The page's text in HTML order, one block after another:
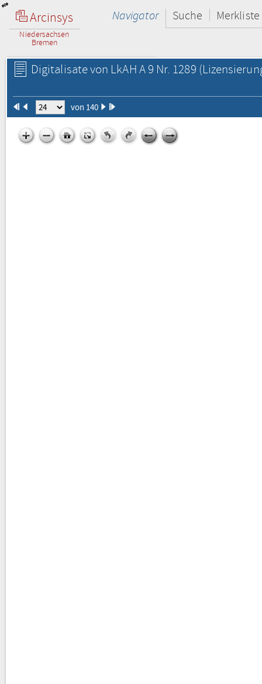
Arcinsys
Niedersachsen
Bremen
Navigator Suche Merkliste
Digitalisate von LkAH A 9 Nr. 1289
von 140